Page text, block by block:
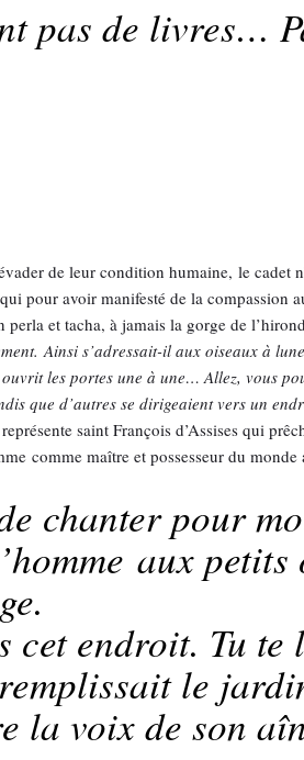
pas de livres…
de leur condition humaine, le cadet
pour avoir manifesté de la
et tacha, à jamais la gorge de
Ainsi s’adressait-il aux oiseaux à
les portes une à une… Allez, vous
que d’autres se dirigeaient vers un
saint François d’Assises qui
comme maître et possesseur du monde
chanter pour
aux
cet endroit. Tu
le
la voix de son